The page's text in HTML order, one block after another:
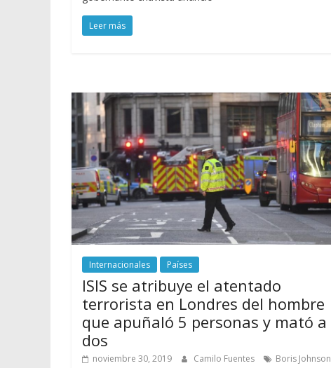
Leer más
Internacionales Países
ISIS se atribuye el atentado
terrorista en Londres del hombre
que apuñaló 5 personas y mató a
dos
noviembre 30, 2019 Camilo Fuentes Boris Johnson